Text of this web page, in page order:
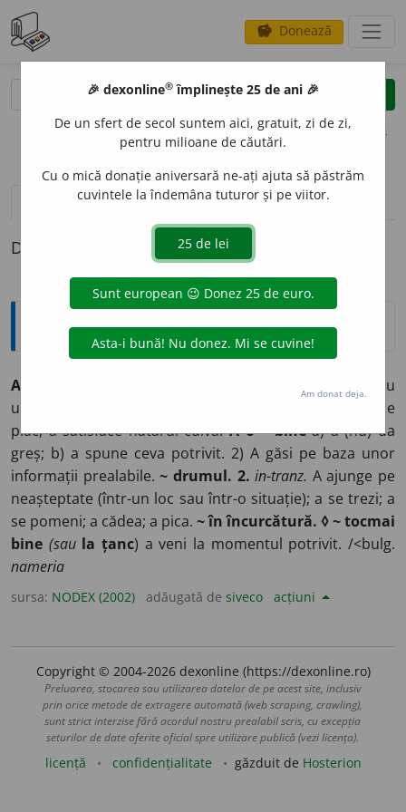
savings Donează
clear
opțiuni
definiții (1) pronunțievolume_up (5)
Definiția cu ID-ul 344832:
Explicative DEX
A NIMER
1) A atinge pe cineva sau ceva cu
un obiect aruncat.
a-i face cuiva pe
plac; a satisface hatârul cuiva.A o ~ binea) a (nu) da
greș; b) a spune ceva potrivit. 2) A găsi pe baza unor
informații prealabile.~ drumul. 2. in-tranz. A ajunge pe
neașteptate (într-un loc sau într-o situație); a se trezi; a
se pomeni; a cădea; a pica. ~ în încurcătură. ◊ ~ tocmai
bine (sau la țanc) a veni la momentul potrivit. /<bulg.
nameria
sursa: NODEX (2002) adăugată de siveco acțiuni
Copyright © 2004-2026 dexonline (https://dexonline.ro)
Preluarea, stocarea sau utilizarea datelor de pe acest site, inclusiv
prin orice metode de extragere automată (web scraping, crawling),
sunt strict interzise fără acordul nostru prealabil scris, cu excepția
seturilor de date oferite oficial spre utilizare publică (vezi licența).
licență confidențialitate găzduit de Hosterion
🎉 dexonline® împlinește 25 de ani 🎉
De un sfert de secol suntem aici, gratuit, zi de zi,
pentru milioane de căutări.
Cu o mică donație aniversară ne-ați ajuta să păstrăm
cuvintele la îndemâna tuturor și pe viitor.
Am donat deja.